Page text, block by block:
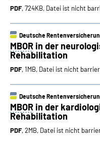
PDF, 724KB, Datei ist nicht
Deutsche
MBOR in der
Rehabilitation
PDF, 1MB, Datei ist nicht
Deutsche
MBOR in der
Rehabilitation
PDF, 2MB, Datei ist nicht